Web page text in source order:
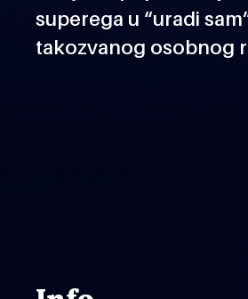
superega u “uradi
takozvanog osobnog